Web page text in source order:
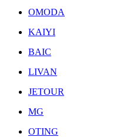
OMODA
KAIYI
BAIC
LIVAN
JETOUR
MG
OTING